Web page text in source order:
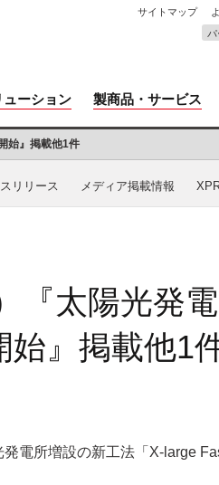
ーション 製商品・サービス
サイトマップ
始』掲載他1件
リリース メディア掲載情報
『太陽光発
始』掲載他1
電所増設の新工法「X-large